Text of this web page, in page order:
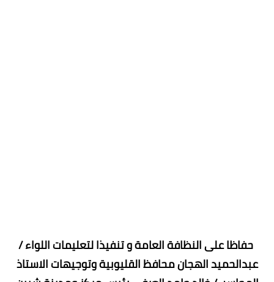
حفاظا على النظافة العامة و تنفيذا لتعليمات اللواء /
عبدالحميد الهجان محافظ القليوبية وتوجيهات الاستاذ